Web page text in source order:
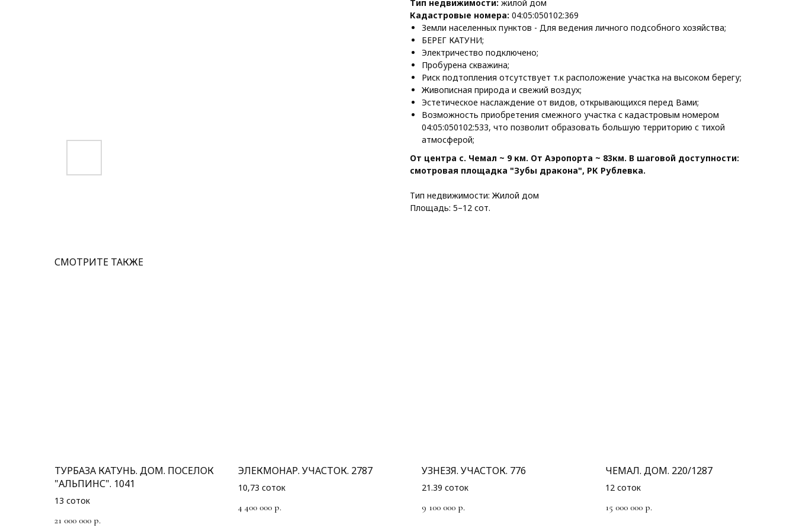
Тип недвижимости: жилой дом
Кадастровые номера: 04:05:050102:369
Земли населенных пунктов - Для ведения личного подсобного хозяйства;
БЕРЕГ КАТУНИ;
Электричество подключено;
Пробурена скважина;
Риск подтопления отсутствует т.к расположение участка на высоком берегу;
Живописная природа и свежий воздух;
Эстетическое наслаждение от видов, открывающихся перед Вами;
Возможность приобретения смежного участка с кадастровым номером
04:05:050102:533, что позволит образовать большую территорию с тихой
атмосферой;
От центра с. Чемал ~ 9 км. От Аэропорта ~ 83км. В шаговой доступности:
смотровая площадка "Зубы дракона", РК Рублевка.
Тип недвижимости: Жилой дом
Площадь: 5–12 сот.
СМОТРИТЕ ТАКЖЕ
ТУРБАЗА КАТУНЬ. ДОМ. ПОСЕЛОК
"АЛЬПИНС". 1041
13 соток
21 000 000 р.
ЭЛЕКМОНАР. УЧАСТОК. 2787
10,73 соток
4 400 000 р.
УЗНЕЗЯ. УЧАСТОК. 776
21.39 соток
9 100 000 р.
ЧЕМАЛ. ДОМ. 220/1287
12 соток
15 000 000 р.